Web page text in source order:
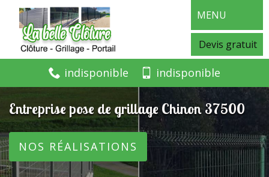
MENU
Devis gratuit
indisponible indisponible
Entreprise pose de grillage Chinon 37500
NOS RÉALISATIONS